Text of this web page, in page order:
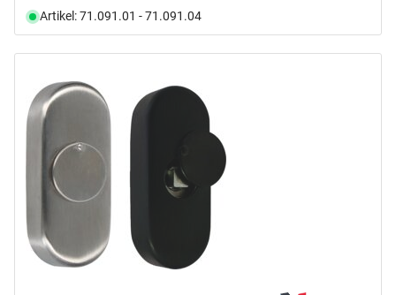
Artikel: 71.091.01 - 71.091.04